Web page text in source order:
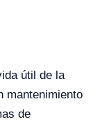
útil de la
mantenimiento
de